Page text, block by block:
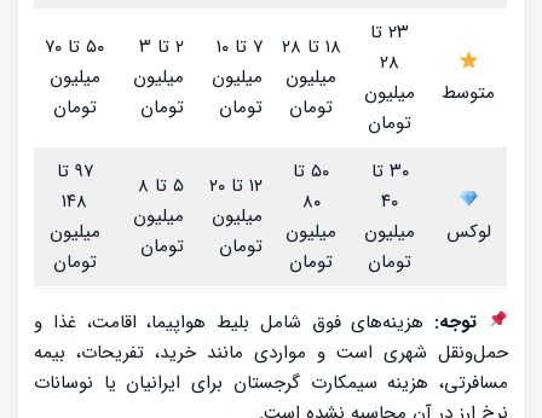
متوسط
۲۳ تا
۲۸
میلیون
تومان
۱۸ تا ۲۸
میلیون
تومان
۷ تا ۱۰
میلیون
تومان
۲ تا ۳
میلیون
تومان
۵۰ تا ۷۰
میلیون
تومان
لوکس
۳۰ تا
۴۰
میلیون
تومان
۵۰ تا
۸۰
میلیون
تومان
۱۲ تا ۲۰
میلیون
تومان
۵ تا ۸
میلیون
تومان
۹۷ تا
۱۴۸
میلیون
تومان
توجه: هزینه‌های فوق شامل بلیط هواپیما، اقامت، غذا و
حمل‌ونقل شهری است و مواردی مانند خرید، تفریحات، بیمه
مسافرتی، هزینه سیمکارت گرجستان برای ایرانیان یا نوسانات